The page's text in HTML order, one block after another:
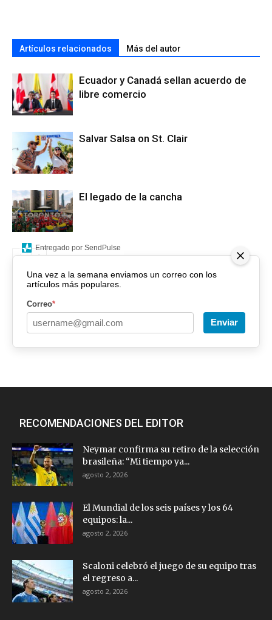
Artículos relacionados Más del autor
Ecuador y Canadá sellan acuerdo de
libre comercio
Salvar Salsa on St. Clair
El legado de la cancha
Una vez a la semana enviamos un correo con los
artículos más populares.
Correo*
Enviar
Entregado por SendPulse
RECOMENDACIONES DEL EDITOR
Neymar confirma su retiro de la selección
brasileña: “Mi tiempo ya...
agosto 2, 2026
El Mundial de los seis países y los 64
equipos: la...
agosto 2, 2026
Scaloni celebró el juego de su equipo tras
el regreso a...
agosto 2, 2026